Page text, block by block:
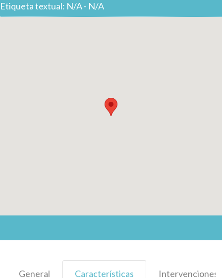
Etiqueta textual: N/A - N/A
General Características Intervenciones